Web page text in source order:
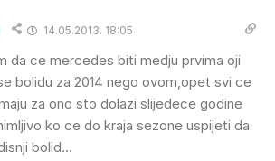
14.05.2013. 18:05
da ce mercedes biti medju prvima oji
bolidu za 2014 nego ovom,opet svi ce
za ono sto dolazi slijedece godine
ko ce do kraja sezone uspijeti da
bolid…